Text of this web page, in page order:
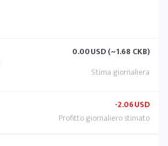
0.00USD (~1.68 CKB)
-2.06USD